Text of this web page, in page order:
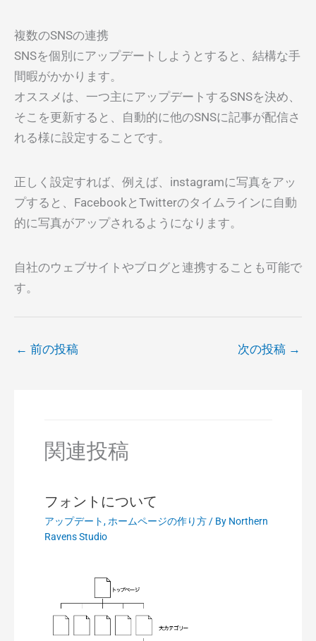
複数のSNSの連携
SNSを個別にアップデートしようとすると、結構な手
間暇がかかります。
オススメは、一つ主にアップデートするSNSを決め、
そこを更新すると、自動的に他のSNSに記事が配信さ
れる様に設定することです。
正しく設定すれば、例えば、instagramに写真をアッ
プすると、FacebookとTwitterのタイムラインに自動
的に写真がアップされるようになります。
自社のウェブサイトやブログと連携することも可能で
す。
← 前の投稿 次の投稿 →
関連投稿
フォントについて
アップデート, ホームページの作り方/ By Northern
Ravens Studio